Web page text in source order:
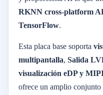
RKNN cross-platform
TensorFlow.
Esta placa base soporta
multipantalla, Salida
visualización eDP y
ofrece un amplio conjunto